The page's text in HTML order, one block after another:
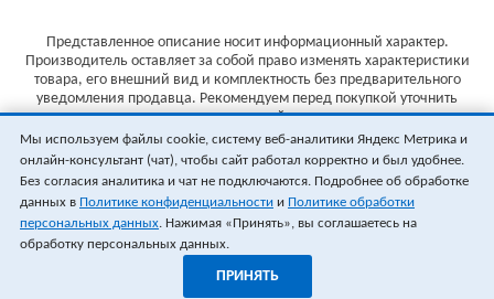
Представленное описание носит информационный характер.
Производитель оставляет за собой право изменять характеристики
товара, его внешний вид и комплектность без предварительного
уведомления продавца. Рекомендуем перед покупкой уточнить
характеристики товара на сайте производителя.
Указанные цены не являются публичной офертой (ст.435 ГК РФ).
Стоимость и наличие товара уточняйте у менеджера.
Мы используем файлы cookie, систему веб-аналитики Яндекс Метрика и
онлайн-консультант (чат), чтобы сайт работал корректно и был удобнее.
Без согласия аналитика и чат не подключаются. Подробнее об обработке
данных в Политике конфиденциальности и Политике обработки
персональных данных. Нажимая «Принять», вы соглашаетесь на
обработку персональных данных.
ПРИНЯТЬ